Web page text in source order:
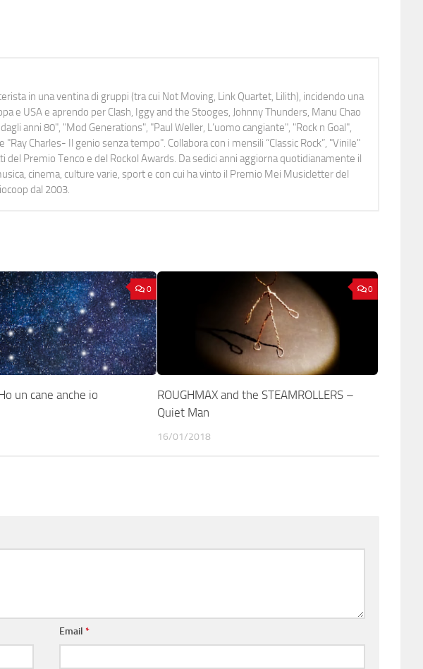
in una ventina di gruppi (tra cui Not Moving, Link Quartet, Lilith), incidendo una
e USA e aprendo per Clash, Iggy and the Stooges, Johnny Thunders, Manu Chao
anni 80", "Mod Generations", "Paul Weller, L’uomo cangiante", "Rock n Goal",
Charles- Il genio senza tempo". Collabora con i mensili “Classic Rock”, "Vinile"
del Premio Tenco e del Rockol Awards. Da sedici anni aggiorna quotidianamente il
cinema, culture varie, sport e con cui ha vinto il Premio Mei Musicletter del
dal 2003.
0
un cane anche io
0
ROUGHMAX and the STEAMROLLERS –
Quiet Man
16/01/2018
Email*